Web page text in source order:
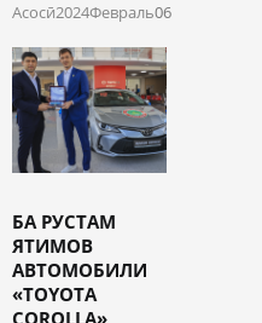
Асосӣ2024Февраль06
БА РУСТАМ
ЯТИМОВ
АВТОМОБИЛИ
«TOYOTA